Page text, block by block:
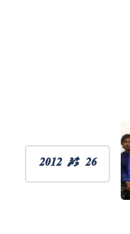
26 މާޗު 2012